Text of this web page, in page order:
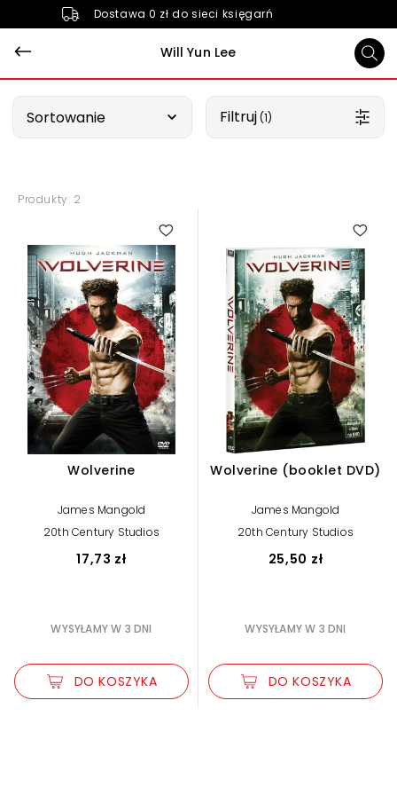
Dostawa 0 zł do sieci księgarń
Will Yun Lee
Sortowanie Filtruj (1)
Produkty: 2
Wolverine
James Mangold
20th Century Studios
17,73 zł
WYSYŁAMY W 3 DNI
DO KOSZYKA
Wolverine (booklet DVD)
James Mangold
20th Century Studios
25,50 zł
WYSYŁAMY W 3 DNI
DO KOSZYKA